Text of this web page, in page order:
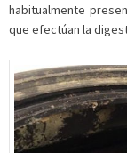
habitualmente
que efectúan la